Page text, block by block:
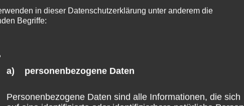
Medien dargestellt wurde“, so Wefelscheid.„Die
darauf, alle Gründe zu erfahren. Die Allgemeinheit
bei der Entscheidungsfindung herrscht und
in dieser Datenschutzerklärung unter anderem die
Begriffe:
a) personenbezogene Daten
Personenbezogene Daten sind alle Informationen, die sich